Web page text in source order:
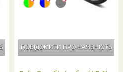
ПОВІДОМИТИ ПРО НАЯВНІСТЬ